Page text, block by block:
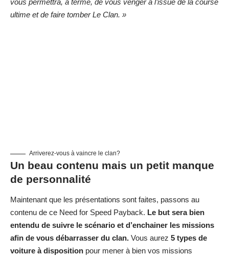
vous permettra, à terme, de vous venger à l’issue de la course
ultime et de faire tomber Le Clan. »
Arriverez-vous à vaincre le clan?
Un beau contenu mais un petit manque
de personnalité
Maintenant que les présentations sont faites, passons au
contenu de ce Need for Speed Payback. Le but sera bien
entendu de suivre le scénario et d’enchainer les missions
afin de vous débarrasser du clan. Vous aurez 5 types de
voiture à disposition pour mener à bien vos missions